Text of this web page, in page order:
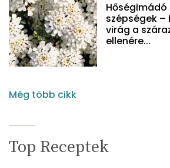
Hőségimádó
szépségek –
virág a
ellenére...
Még több cikk
Top Receptek